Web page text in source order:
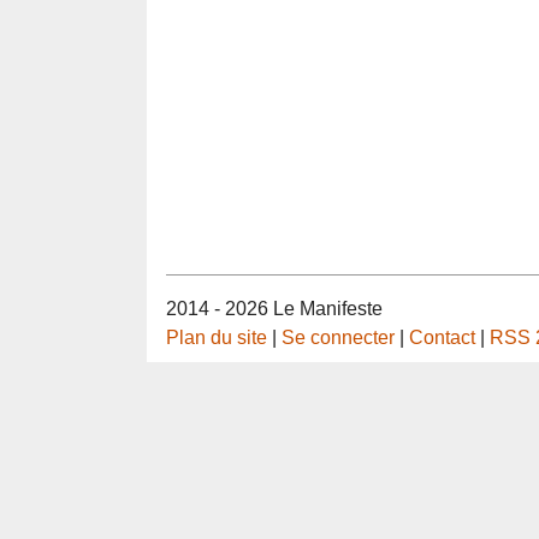
2014 - 2026 Le Manifeste
Plan du site
Se connecter Contact| RSS